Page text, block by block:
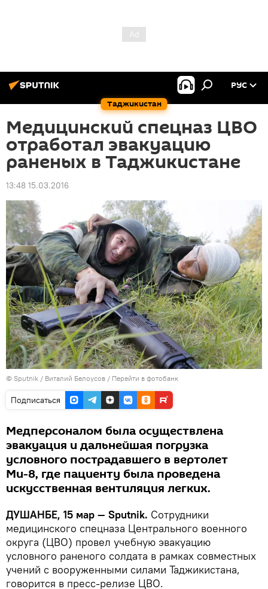
Таджикистан
РУС
Медицинский спецназ ЦВО
отработал эвакуацию
раненых в Таджикистане
13:48 15.03.2016
© Sputnik / Виталий Белоусов / Перейти в фотобанк
Подписаться
Медперсоналом была осуществлена
эвакуация и дальнейшая погрузка
условного пострадавшего в вертолет
Ми-8, где пациенту была проведена
искусственная вентиляция легких.
ДУШАНБЕ, 15 мар — Sputnik. Сотрудники
медицинского спецназа Центрального военного
округа (ЦВО) провел учебную эвакуацию
условного раненого солдата в рамках совместных
учений с вооруженными силами Таджикистана,
говорится в пресс-релизе ЦВО.